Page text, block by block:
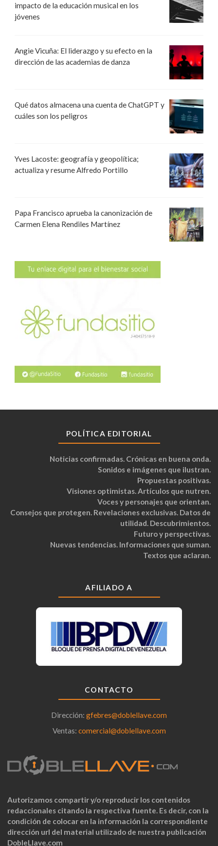
impacto de la educación musical en los
jóvenes
Angie Vicuña: El liderazgo y su efecto en la
dirección de las academias de danza
Qué datos almacena una cuenta de ChatGPT y
cuáles son los peligros
Yves Lacoste: geografía y geopolítica;
actualiza y resume Alfredo Portillo
Papa Francisco aprueba la canonización de
Carmen Elena Rendiles Martínez
POLÍTICA EDITORIAL
Noticias confirmadas. Crónicas en buena onda.
Sonidos e imágenes que ilustran.
Propuestas positivas.
Visiones optimistas. Artículos que nutren.
Voces y personajes que orientan.
Consejos que protegen. Revelaciones exclusivas. Datos de
utilidad. Descubrimientos.
Futuro y perspectivas.
Nuevas tendencias. Informaciones que suman.
Textos que aclaran.
AFILIADO A
CONTACTO
Dirección: gfebres@doblellave.com
Ventas: comercial@doblellave.com
Autorizamos compartir y/o reproducir los contenidos
redaccionales citando la respectiva fuente. Es decir, con la
condición de colocar en la información la correspondiente
dirección url del material utilizado de nuestra publicación
DobleLlave.com